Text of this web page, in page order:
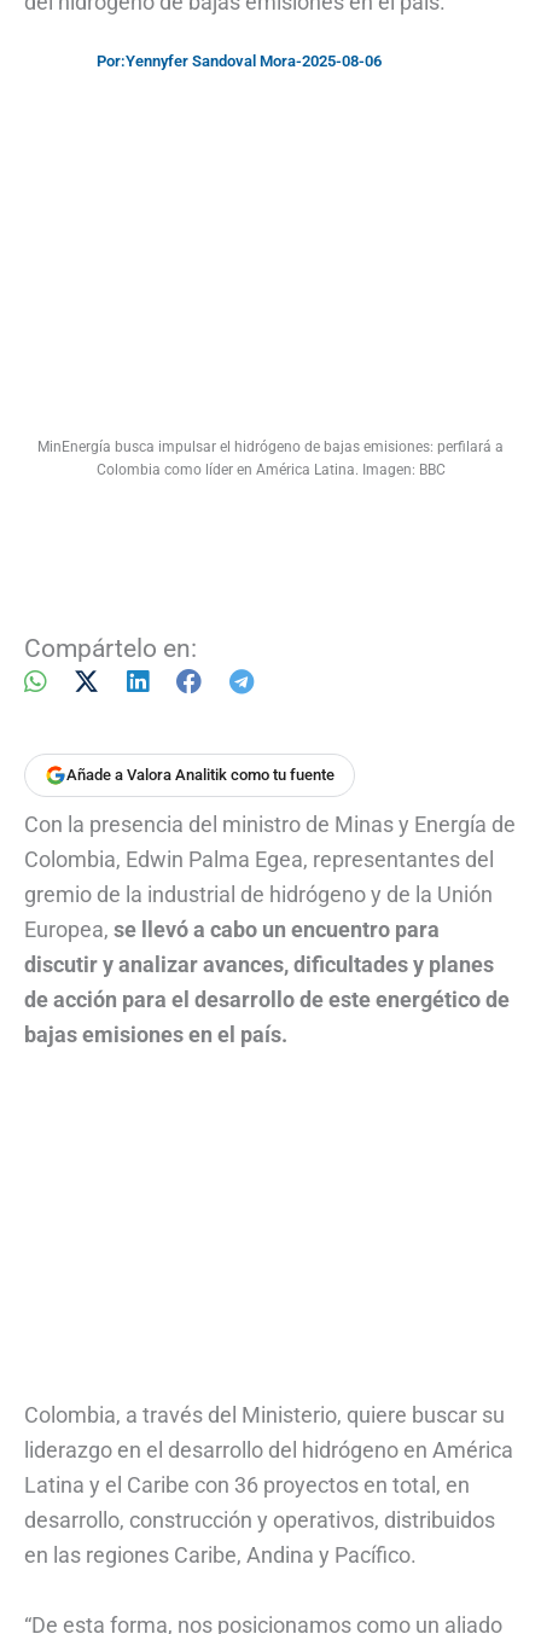
Por:Yennyfer Sandoval Mora-2025-08-06
MinEnergía busca impulsar el hidrógeno de bajas emisiones: perfilará a
Colombia como líder en América Latina. Imagen: BBC
Compártelo en:
Añade a Valora Analitik como tu fuente
Con la presencia del ministro de Minas y Energía de
Colombia, Edwin Palma Egea, representantes del
gremio de la industrial de hidrógeno y de la Unión
Europea, se llevó a cabo un encuentro para
discutir y analizar avances, dificultades y planes
de acción para el desarrollo de este energético de
bajas emisiones en el país.
Colombia, a través del Ministerio, quiere buscar su
liderazgo en el desarrollo del hidrógeno en América
Latina y el Caribe con 36 proyectos en total, en
desarrollo, construcción y operativos, distribuidos
en las regiones Caribe, Andina y Pacífico.
“De esta forma, nos posicionamos como un aliado